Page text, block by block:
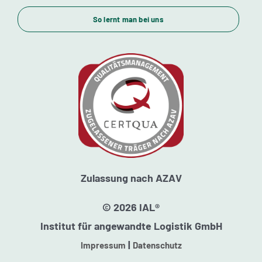
Standorte
So lernt man bei uns
Zulassung nach AZAV
© 2026 IAL®
Institut für angewandte Logistik GmbH
Impressum | Datenschutz